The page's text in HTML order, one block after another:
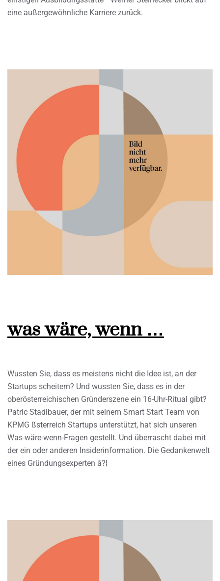
eine außergewöhnliche Karriere zurück.
was wäre, wenn …
Wussten Sie, dass es meistens nicht die Idee ist, an der
Startups scheitern? Und wussten Sie, dass es in der
oberösterreichischen Gründerszene ein 16-Uhr-Ritual gibt?
Patric Stadlbauer, der mit seinem Smart Start Team von
KPMG ßsterreich Startups unterstützt, hat sich unseren
Was-wäre-wenn-Fragen gestellt. Und überrascht dabei mit
der ein oder anderen Insiderinformation. Die Gedankenwelt
eines Gründungsexperten â?¦